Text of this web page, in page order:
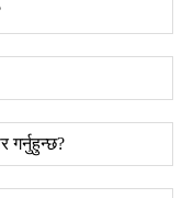
गर्नुहुन्छ?